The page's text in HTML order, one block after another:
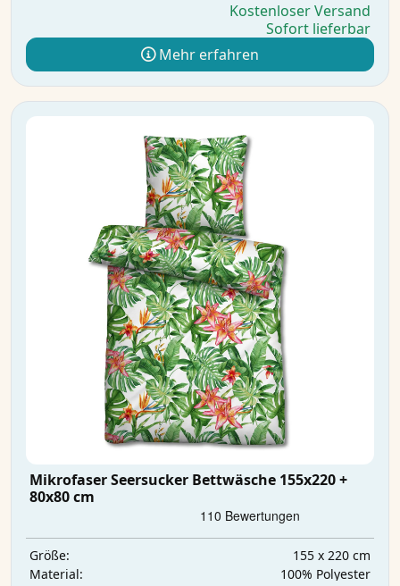
Kostenloser Versand
Sofort lieferbar
Mehr erfahren
Mikrofaser Seersucker Bettwäsche 155x220 +
80x80 cm
Größe:
155 x 220 cm
Material:
‎100% Polyester